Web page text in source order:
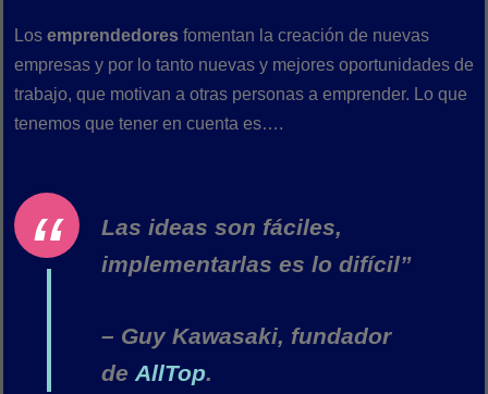
Los emprendedores fomentan la creación de nuevas
empresas y por lo tanto nuevas y mejores oportunidades de
trabajo, que motivan a otras personas a emprender. Lo que
tenemos que tener en cuenta es….
Las ideas son fáciles,
implementarlas es lo difícil”
– Guy Kawasaki, fundador
de AllTop.